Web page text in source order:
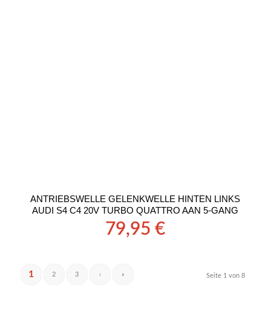
ANTRIEBSWELLE GELENKWELLE HINTEN LINKS
AUDI S4 C4 20V TURBO QUATTRO AAN 5-GANG
79,95€
Seite 1 von 8
1 2 3 › »